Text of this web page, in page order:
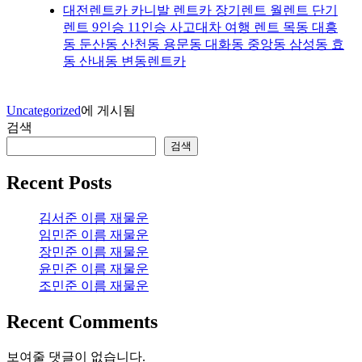
대전렌트카 카니발 렌트카 장기렌트 월렌트 단기
렌트 9인승 11인승 사고대차 여행 렌트 목동 대흥
동 둔산동 산천동 용문동 대화동 중앙동 삼성동 효
동 산내동 변동렌트카
Uncategorized에 게시됨
검색
검색
Recent Posts
김서준 이름 재물운
임민준 이름 재물운
장민준 이름 재물운
윤민준 이름 재물운
조민준 이름 재물운
Recent Comments
보여줄 댓글이 없습니다.